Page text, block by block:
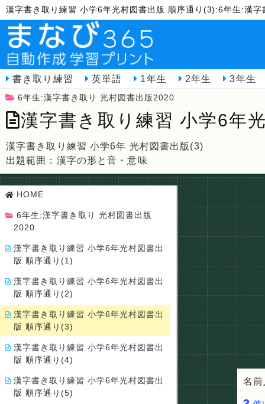
漢字書き取り練習 小学6年光村図書出版 順序通り(3):6年生:漢
書き取り練習 英単語 1年生 2年生 3年生
6年生:漢字書き取り 光村図書出版2020
漢字書き取り練習 小学6年
漢字書き取り練習 小学6年 光村図書出版(3)
出題範囲：漢字の形と音・意味
名
HOME
6年生:漢字書き取り 光村図書出版
2020
漢字書き取り練習 小学6年光村図書出
版 順序通り(1)
漢字書き取り練習 小学6年光村図書出
版 順序通り(2)
漢字書き取り練習 小学6年光村図書出
版 順序通り(3)
漢字書き取り練習 小学6年光村図書出
版 順序通り(4)
漢字書き取り練習 小学6年光村図書出
版 順序通り(5)